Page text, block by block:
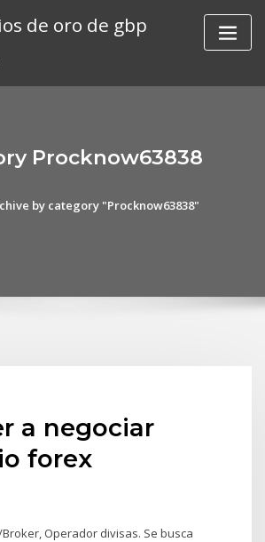
de oro de gbp
Procknow63838
by category "Procknow63838"
a negociar
forex
Operador divisas. Se busca